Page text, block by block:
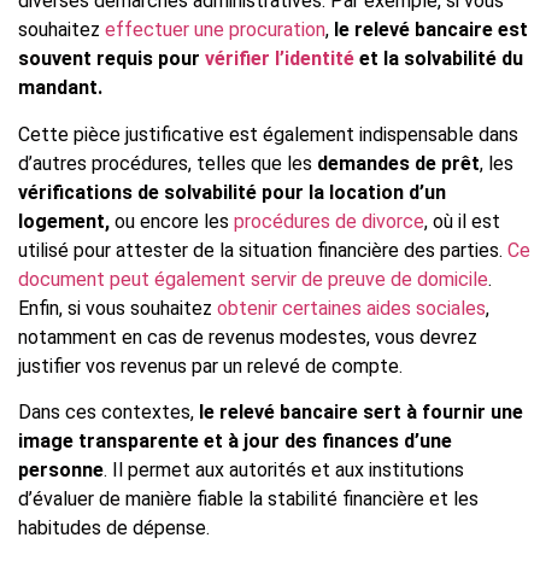
souhaitez effectuer une procuration, le relevé bancaire est
souvent requis pour vérifier l’identité et la solvabilité du
mandant.
Cette pièce justificative est également indispensable dans
d’autres procédures, telles que les demandes de prêt, les
vérifications de solvabilité pour la location d’un
logement, ou encore les procédures de divorce, où il est
utilisé pour attester de la situation financière des parties. Ce
document peut également servir de preuve de domicile.
Enfin, si vous souhaitez obtenir certaines aides sociales,
notamment en cas de revenus modestes, vous devrez
justifier vos revenus par un relevé de compte.
Dans ces contextes, le relevé bancaire sert à fournir une
image transparente et à jour des finances d’une
personne. Il permet aux autorités et aux institutions
d’évaluer de manière fiable la stabilité financière et les
habitudes de dépense.